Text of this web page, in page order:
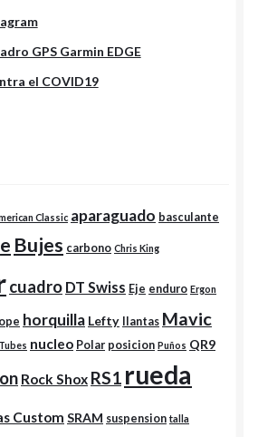
GPS Garmin EDGE
el COVID19
Classic aparaguado basculante
Bujes carbono Chris King
cuadro DT Swiss Eje enduro Ergon
horquilla Lefty llantas Mavic
nucleo Polar posicion Puños QR9
Rock Shox RS1 rueda
Custom SRAM suspension talla